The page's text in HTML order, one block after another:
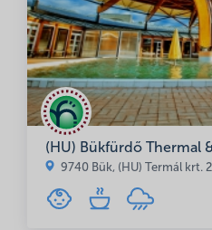
E-Mail-Adresse*
Name, E-Mail-Adresse und
(HU) Bükfürdő Thermal
9740 Bük, (HU) Termál krt.